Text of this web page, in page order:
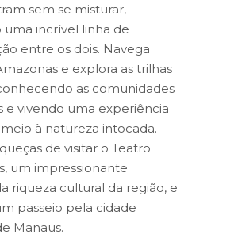
sem se misturar,
incrível linha de
entre os dois. Navega
e explora as trilhas
as comunidades
e vivendo uma experiência
à natureza intocada.
de visitar o Teatro
um impressionante
riqueza cultural da região, e
passeio pela cidade
Manaus.